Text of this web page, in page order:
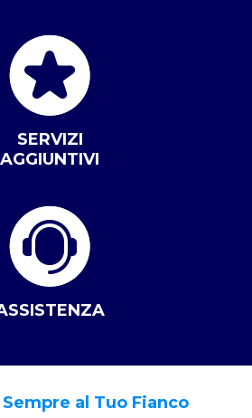
SERVIZI
AGGIUNTIVI
al Tuo Fianco